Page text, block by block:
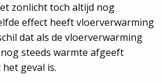
zonlicht toch altijd nog
effect heeft vloerverwarming
dat als de vloerverwarming
steeds warmte afgeeft
geval is.